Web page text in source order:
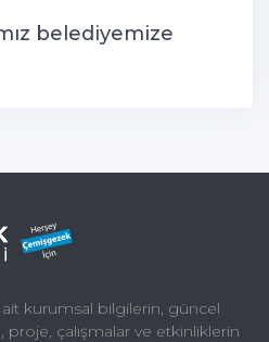
belediyemize
kurumsal bilgilerin, güncel
çalışmalar ve etkinliklerin